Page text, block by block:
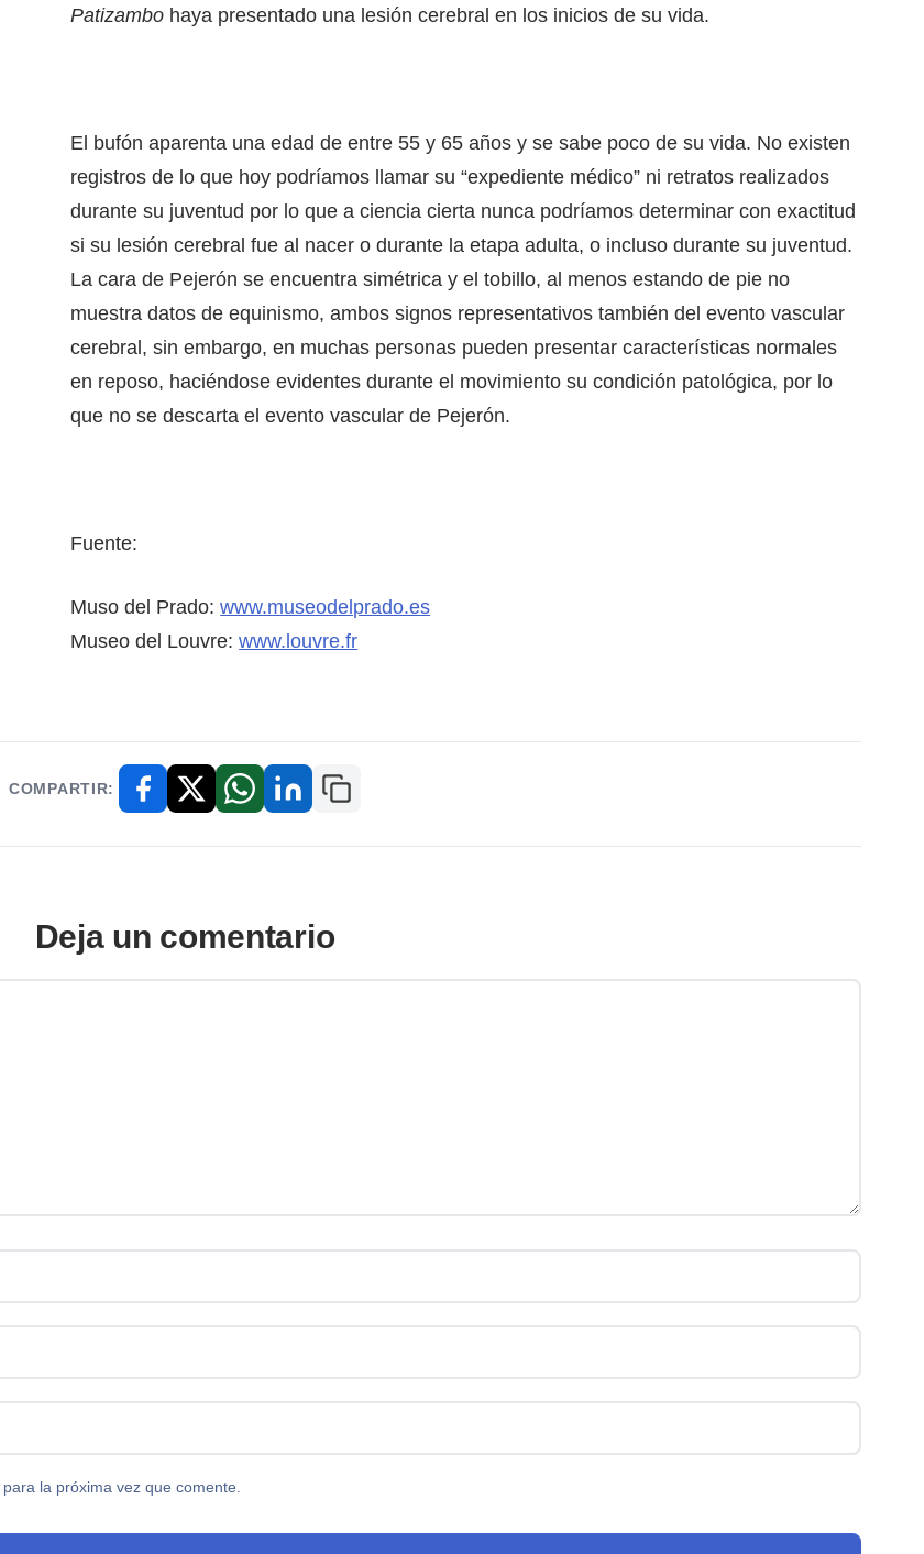
Patizambo haya presentado una lesión cerebral en los inicios de su vida.
El bufón aparenta una edad de entre 55 y 65 años y se sabe poco de su vida. No existen
registros de lo que hoy podríamos llamar su “expediente médico” ni retratos realizados
durante su juventud por lo que a ciencia cierta nunca podríamos determinar con exactitud
si su lesión cerebral fue al nacer o durante la etapa adulta, o incluso durante su juventud.
La cara de Pejerón se encuentra simétrica y el tobillo, al menos estando de pie no
muestra datos de equinismo, ambos signos representativos también del evento vascular
cerebral, sin embargo, en muchas personas pueden presentar características normales
en reposo, haciéndose evidentes durante el movimiento su condición patológica, por lo
que no se descarta el evento vascular de Pejerón.
Fuente:
Muso del Prado:www.museodelprado.es
Museo del Louvre:www.louvre.fr
COMPARTIR: FacebookX / TwitterWhatsAppLinkedInCopiar enlace
Deja un comentario
la próxima vez que comente.